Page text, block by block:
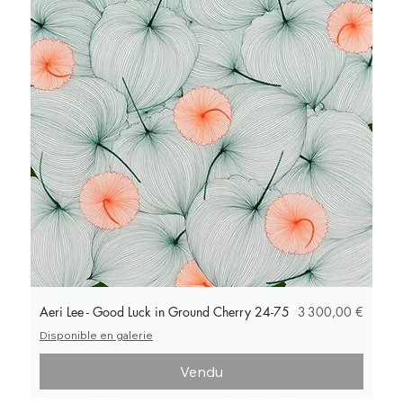
Aeri Lee - Good Luck in Ground Cherry 24-75 Prix
3 300,00 €
Disponible en galerie
Vendu